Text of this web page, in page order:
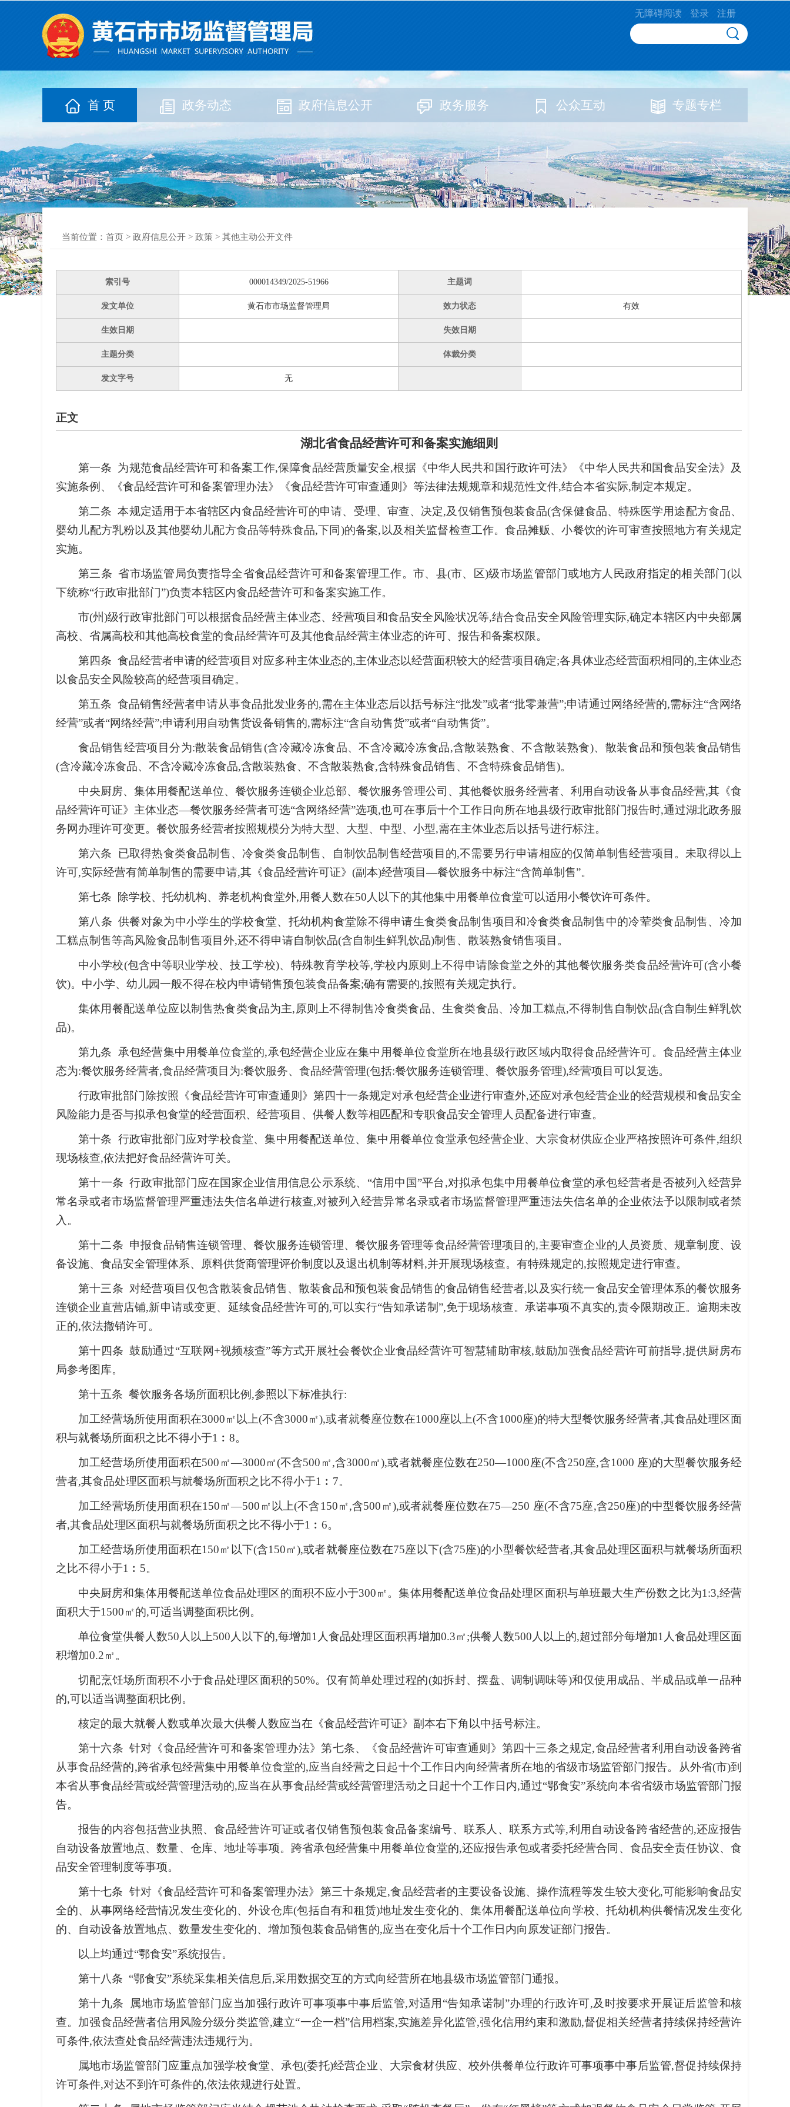
无障碍阅读 登录 注册
首 页 政务动态 政府信息公开 政务服务 公众互动 专题专栏
当前位置： 首页 > 政府信息公开 > 政策 > 其他主动公开文件
索引号 000014349/2025-51966 主题词
发文单位 黄石市市场监督管理局 效力状态 有效
生效日期 失效日期
主题分类 体裁分类
发文字号 无
正文
湖北省食品经营许可和备案实施细则
第一条 为规范食品经营许可和备案工作,保障食品经营质量安全,根据《中华人民共和国行政许可法》《中华人民共和国食品安全法》及
实施条例、《食品经营许可和备案管理办法》《食品经营许可审查通则》等法律法规规章和规范性文件,结合本省实际,制定本规定。
第二条 本规定适用于本省辖区内食品经营许可的申请、受理、审查、决定,及仅销售预包装食品(含保健食品、特殊医学用途配方食品、
婴幼儿配方乳粉以及其他婴幼儿配方食品等特殊食品,下同)的备案,以及相关监督检查工作。食品摊贩、小餐饮的许可审查按照地方有关规定
实施。
第三条 省市场监管局负责指导全省食品经营许可和备案管理工作。市、县(市、区)级市场监管部门或地方人民政府指定的相关部门(以
下统称“行政审批部门”)负责本辖区内食品经营许可和备案实施工作。
市(州)级行政审批部门可以根据食品经营主体业态、经营项目和食品安全风险状况等,结合食品安全风险管理实际,确定本辖区内中央部属
高校、省属高校和其他高校食堂的食品经营许可及其他食品经营主体业态的许可、报告和备案权限。
第四条 食品经营者申请的经营项目对应多种主体业态的,主体业态以经营面积较大的经营项目确定;各具体业态经营面积相同的,主体业态
以食品安全风险较高的经营项目确定。
第五条 食品销售经营者申请从事食品批发业务的,需在主体业态后以括号标注“批发”或者“批零兼营”;申请通过网络经营的,需标注“含网络
经营”或者“网络经营”;申请利用自动售货设备销售的,需标注“含自动售货”或者“自动售货”。
食品销售经营项目分为:散装食品销售(含冷藏冷冻食品、不含冷藏冷冻食品,含散装熟食、不含散装熟食)、散装食品和预包装食品销售
(含冷藏冷冻食品、不含冷藏冷冻食品,含散装熟食、不含散装熟食,含特殊食品销售、不含特殊食品销售)。
中央厨房、集体用餐配送单位、餐饮服务连锁企业总部、餐饮服务管理公司、其他餐饮服务经营者、利用自动设备从事食品经营,其《食
品经营许可证》主体业态—餐饮服务经营者可选“含网络经营”选项,也可在事后十个工作日向所在地县级行政审批部门报告时,通过湖北政务服
务网办理许可变更。餐饮服务经营者按照规模分为特大型、大型、中型、小型,需在主体业态后以括号进行标注。
第六条 已取得热食类食品制售、冷食类食品制售、自制饮品制售经营项目的,不需要另行申请相应的仅简单制售经营项目。未取得以上
许可,实际经营有简单制售的需要申请,其《食品经营许可证》(副本)经营项目—餐饮服务中标注“含简单制售”。
第七条 除学校、托幼机构、养老机构食堂外,用餐人数在50人以下的其他集中用餐单位食堂可以适用小餐饮许可条件。
第八条 供餐对象为中小学生的学校食堂、托幼机构食堂除不得申请生食类食品制售项目和冷食类食品制售中的冷荤类食品制售、冷加
工糕点制售等高风险食品制售项目外,还不得申请自制饮品(含自制生鲜乳饮品)制售、散装熟食销售项目。
中小学校(包含中等职业学校、技工学校)、特殊教育学校等,学校内原则上不得申请除食堂之外的其他餐饮服务类食品经营许可(含小餐
饮)。中小学、幼儿园一般不得在校内申请销售预包装食品备案;确有需要的,按照有关规定执行。
集体用餐配送单位应以制售热食类食品为主,原则上不得制售冷食类食品、生食类食品、冷加工糕点,不得制售自制饮品(含自制生鲜乳饮
品)。
第九条 承包经营集中用餐单位食堂的,承包经营企业应在集中用餐单位食堂所在地县级行政区域内取得食品经营许可。食品经营主体业
态为:餐饮服务经营者,食品经营项目为:餐饮服务、食品经营管理(包括:餐饮服务连锁管理、餐饮服务管理),经营项目可以复选。
行政审批部门除按照《食品经营许可审查通则》第四十一条规定对承包经营企业进行审查外,还应对承包经营企业的经营规模和食品安全
风险能力是否与拟承包食堂的经营面积、经营项目、供餐人数等相匹配和专职食品安全管理人员配备进行审查。
第十条 行政审批部门应对学校食堂、集中用餐配送单位、集中用餐单位食堂承包经营企业、大宗食材供应企业严格按照许可条件,组织
现场核查,依法把好食品经营许可关。
第十一条 行政审批部门应在国家企业信用信息公示系统、“信用中国”平台,对拟承包集中用餐单位食堂的承包经营者是否被列入经营异
常名录或者市场监督管理严重违法失信名单进行核查,对被列入经营异常名录或者市场监督管理严重违法失信名单的企业依法予以限制或者禁
入。
第十二条 申报食品销售连锁管理、餐饮服务连锁管理、餐饮服务管理等食品经营管理项目的,主要审查企业的人员资质、规章制度、设
备设施、食品安全管理体系、原料供货商管理评价制度以及退出机制等材料,并开展现场核查。有特殊规定的,按照规定进行审查。
第十三条 对经营项目仅包含散装食品销售、散装食品和预包装食品销售的食品销售经营者,以及实行统一食品安全管理体系的餐饮服务
连锁企业直营店铺,新申请或变更、延续食品经营许可的,可以实行“告知承诺制”,免于现场核查。承诺事项不真实的,责令限期改正。逾期未改
正的,依法撤销许可。
第十四条 鼓励通过“互联网+视频核查”等方式开展社会餐饮企业食品经营许可智慧辅助审核,鼓励加强食品经营许可前指导,提供厨房布
局参考图库。
第十五条 餐饮服务各场所面积比例,参照以下标准执行:
加工经营场所使用面积在3000㎡以上(不含3000㎡),或者就餐座位数在1000座以上(不含1000座)的特大型餐饮服务经营者,其食品处理区面
积与就餐场所面积之比不得小于1︰8。
加工经营场所使用面积在500㎡—3000㎡(不含500㎡,含3000㎡),或者就餐座位数在250—1000座(不含250座,含1000 座)的大型餐饮服务经
营者,其食品处理区面积与就餐场所面积之比不得小于1︰7。
加工经营场所使用面积在150㎡—500㎡以上(不含150㎡,含500㎡),或者就餐座位数在75—250 座(不含75座,含250座)的中型餐饮服务经营
者,其食品处理区面积与就餐场所面积之比不得小于1︰6。
加工经营场所使用面积在150㎡以下(含150㎡),或者就餐座位数在75座以下(含75座)的小型餐饮经营者,其食品处理区面积与就餐场所面积
之比不得小于1︰5。
中央厨房和集体用餐配送单位食品处理区的面积不应小于300㎡。集体用餐配送单位食品处理区面积与单班最大生产份数之比为1:3,经营
面积大于1500㎡的,可适当调整面积比例。
单位食堂供餐人数50人以上500人以下的,每增加1人食品处理区面积再增加0.3㎡;供餐人数500人以上的,超过部分每增加1人食品处理区面
积增加0.2㎡。
切配烹饪场所面积不小于食品处理区面积的50%。仅有简单处理过程的(如拆封、摆盘、调制调味等)和仅使用成品、半成品或单一品种
的,可以适当调整面积比例。
核定的最大就餐人数或单次最大供餐人数应当在《食品经营许可证》副本右下角以中括号标注。
第十六条 针对《食品经营许可和备案管理办法》第七条、《食品经营许可审查通则》第四十三条之规定,食品经营者利用自动设备跨省
从事食品经营的,跨省承包经营集中用餐单位食堂的,应当自经营之日起十个工作日内向经营者所在地的省级市场监管部门报告。从外省(市)到
本省从事食品经营或经营管理活动的,应当在从事食品经营或经营管理活动之日起十个工作日内,通过“鄂食安”系统向本省省级市场监管部门报
告。
报告的内容包括营业执照、食品经营许可证或者仅销售预包装食品备案编号、联系人、联系方式等,利用自动设备跨省经营的,还应报告
自动设备放置地点、数量、仓库、地址等事项。跨省承包经营集中用餐单位食堂的,还应报告承包或者委托经营合同、食品安全责任协议、食
品安全管理制度等事项。
第十七条 针对《食品经营许可和备案管理办法》第三十条规定,食品经营者的主要设备设施、操作流程等发生较大变化,可能影响食品安
全的、从事网络经营情况发生变化的、外设仓库(包括自有和租赁)地址发生变化的、集体用餐配送单位向学校、托幼机构供餐情况发生变化
的、自动设备放置地点、数量发生变化的、增加预包装食品销售的,应当在变化后十个工作日内向原发证部门报告。
以上均通过“鄂食安”系统报告。
第十八条 “鄂食安”系统采集相关信息后,采用数据交互的方式向经营所在地县级市场监管部门通报。
第十九条 属地市场监管部门应当加强行政许可事项事中事后监管,对适用“告知承诺制”办理的行政许可,及时按要求开展证后监管和核
查。加强食品经营者信用风险分级分类监管,建立“一企一档”信用档案,实施差异化监管,强化信用约束和激励,督促相关经营者持续保持经营许
可条件,依法查处食品经营违法违规行为。
属地市场监管部门应重点加强学校食堂、承包(委托)经营企业、大宗食材供应、校外供餐单位行政许可事项事中事后监管,督促持续保持
许可条件,对达不到许可条件的,依法依规进行处置。